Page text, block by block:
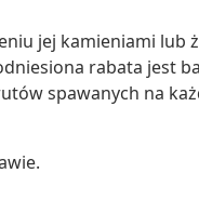
jej kamieniami lub
rabata jest
spawanych na